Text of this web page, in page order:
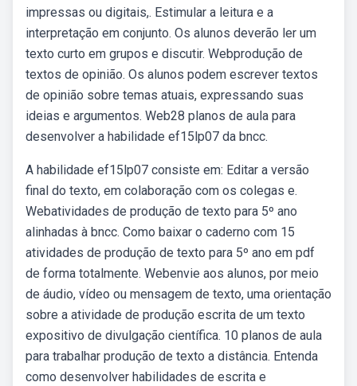
impressas ou digitais,. Estimular a leitura e a
interpretação em conjunto. Os alunos deverão ler um
texto curto em grupos e discutir. Webprodução de
textos de opinião. Os alunos podem escrever textos
de opinião sobre temas atuais, expressando suas
ideias e argumentos. Web28 planos de aula para
desenvolver a habilidade ef15lp07 da bncc.
A habilidade ef15lp07 consiste em: Editar a versão
final do texto, em colaboração com os colegas e.
Webatividades de produção de texto para 5º ano
alinhadas à bncc. Como baixar o caderno com 15
atividades de produção de texto para 5º ano em pdf
de forma totalmente. Webenvie aos alunos, por meio
de áudio, vídeo ou mensagem de texto, uma orientação
sobre a atividade de produção escrita de um texto
expositivo de divulgação científica. 10 planos de aula
para trabalhar produção de texto a distância. Entenda
como desenvolver habilidades de escrita e